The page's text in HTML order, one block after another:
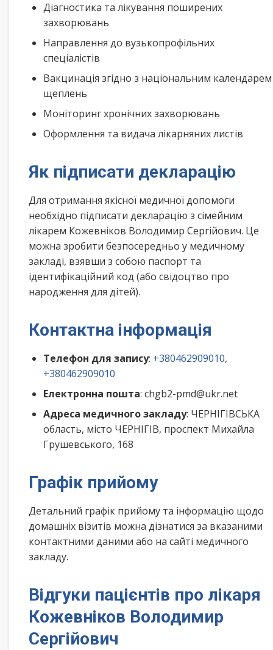
Діагностика та лікування поширених
захворювань
Направлення до вузькопрофільних
спеціалістів
Вакцинація згідно з національним календарем
щеплень
Моніторинг хронічних захворювань
Оформлення та видача лікарняних листів
Як підписати декларацію
Для отримання якісної медичної допомоги
необхідно підписати декларацію з сімейним
лікарем Кожевніков Володимир Сергійович. Це
можна зробити безпосередньо у медичному
закладі, взявши з собою паспорт та
ідентифікаційний код (або свідоцтво про
народження для дітей).
Контактна інформація
Телефон для запису: +380462909010,
+380462909010
Електронна пошта: chgb2-pmd@ukr.net
Адреса медичного закладу: ЧЕРНІГІВСЬКА
область, місто ЧЕРНІГІВ, проспект Михайла
Грушевського, 168
Графік прийому
Детальний графік прийому та інформацію щодо
домашніх візитів можна дізнатися за вказаними
контактними даними або на сайті медичного
закладу.
Відгуки пацієнтів про лікаря
Кожевніков Володимир
Сергійович